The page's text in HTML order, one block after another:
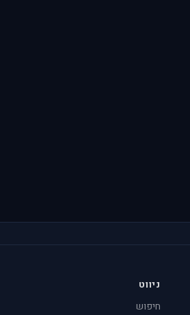
ניווט
חיפוש